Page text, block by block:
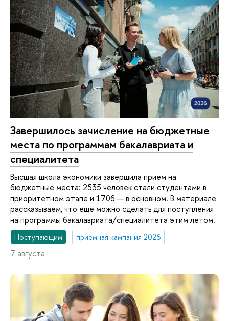
Завершилось зачисление на бюджетные
места по программам бакалавриата и
специалитета
Высшая школа экономики завершила прием на
бюджетные места: 2535 человек стали студентами в
приоритетном этапе и 1706 — в основном. В материале
рассказываем, что еще можно сделать для поступления
на программы бакалавриата/специалитета этим летом.
Поступающим приемная кампания 2026
7 августа